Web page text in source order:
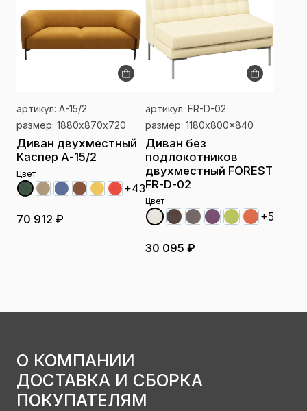
артикул: А-15/2
размер: 1880х870х720
Диван двухместный
Каспер А-15/2
Цвет
+43
70 912 ₽
артикул: FR-D-02
размер: 1180x800x840
Диван без
подлокотников
двухместный FOREST
FR-D-02
Цвет
+5
30 095 ₽
О КОМПАНИИ
ДОСТАВКА И СБОРКА
ПОКУПАТЕЛЯМ